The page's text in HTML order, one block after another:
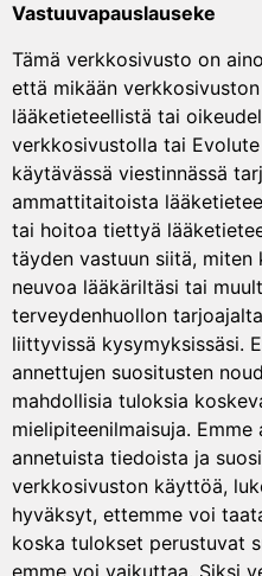
Vastuuvapauslauseke
Tämä verkkosivusto on
että mikään
lääketieteellistä tai
verkkosivustolla tai Evolute
käytävässä viestinnässä
ammattitaitoista
tai hoitoa tiettyä
täyden vastuun siitä, miten
neuvoa lääkäriltäsi tai
terveydenhuollon
liittyvissä kysymyksissäsi.
annettujen suositusten
mahdollisia tuloksia
mielipiteenilmaisuja.
annetuista tiedoista ja
verkkosivuston käyttöä,
hyväksyt, ettemme voi
koska tulokset perustuvat
emme voi vaikuttaa. Siksi